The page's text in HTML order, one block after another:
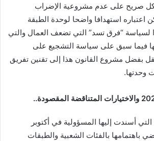
صريح على عدم مشروعية الإضراب
اعتباره استهدافا واضحا لوحدة الطبقة
لسياسة “فرق تسد” التي تضعف العمال والتي
فيما سبق على سياسة التشجيع على
بفضل مشروع القانون هذا إلى تقنين تفريق
وحدتها.
..
أسندت إليها المسؤولية في أكتوبر
باهتمامها بالفئات الشعبية والطبقات